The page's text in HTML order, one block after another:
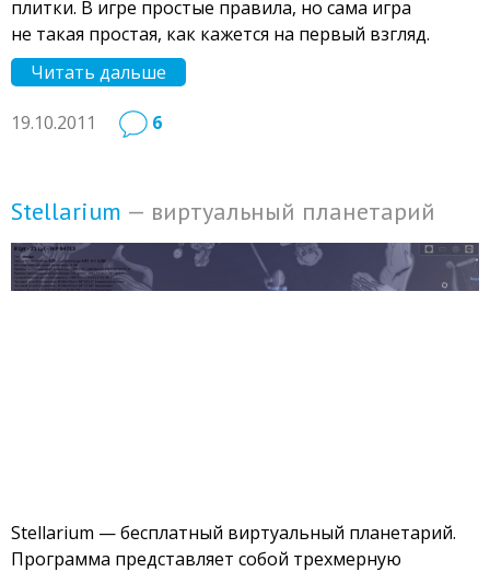
плитки. В игре простые правила, но сама игра
не такая простая, как кажется на первый взгляд.
Читать дальше
19.10.2011 6
Stellarium — виртуальный планетарий
Stellarium — бесплатный виртуальный планетарий.
Программа представляет собой трехмерную